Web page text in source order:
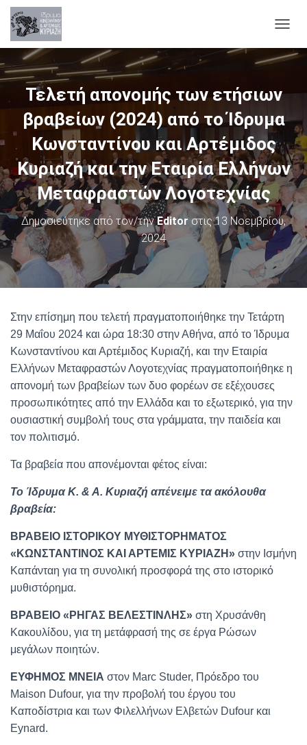
Ν
Α
Ή
Λ
Ο
Ή
Γ
Η
Σ
Η
Τελετή απονομής των ετήσιων
βραβείων (2024) από το Ίδρυμα
Κωνσταντίνου και Αρτέμιδος
Κυριαζή και την Εταιρία Ελλήνων
Μεταφραστών Λογοτεχνίας
Δημοσιεύτηκε από τον/τηνEditorστις13 Νοεμβρίου,
2024
Στην επίσημη που τελετή πραγματοποιήθηκε την Τετάρτη
29 Μαΐου 2024 και ώρα 18:30 στην Αθήνα, από το Ίδρυμα
Κωνσταντίνου και Αρτέμιδος Κυριαζή, και την Εταιρία
Ελλήνων Μεταφραστών Λογοτεχνίας πραγματοποιήθηκε η
απονομή των βραβείων των δυο φορέων σε εξέχουσες
προσωπικότητες από την Ελλάδα και το εξωτερικό, για την
ουσιαστική συμβολή τους στα γράμματα, την παιδεία και
τον πολιτισμό.
Τα βραβεία που απονέμονται φέτος είναι:
Το Ίδρυμα Κ. & Α. Κυριαζή απένειμε τα ακόλουθα
βραβεία:
ΒΡΑΒΕΙΟ ΙΣΤΟΡΙΚΟΥ ΜΥΘΙΣΤΟΡΗΜΑΤΟΣ
«ΚΩΝΣΤΑΝΤΙΝΟΣ ΚΑΙ ΑΡΤΕΜΙΣ ΚΥΡΙΑΖΗ» στην Ισμήνη
Καπάνταη για τη συνολική προσφορά της στο ιστορικό
μυθιστόρημα.
ΒΡΑΒΕΙΟ «ΡΗΓΑΣ ΒΕΛΕΣΤΙΝΛΗΣ» στη Χρυσάνθη
Κακουλίδου, για τη μετάφρασή της σε έργα Ρώσων
μεγάλων ποιητών.
ΕΥΦΗΜΟΣ ΜΝΕΙΑ στον Marc Studer, Πρόεδρο του
Maison Dufour, για την προβολή του έργου του
Καποδίστρια και των Φιλελλήνων Ελβετών Dufour και
Eynard.